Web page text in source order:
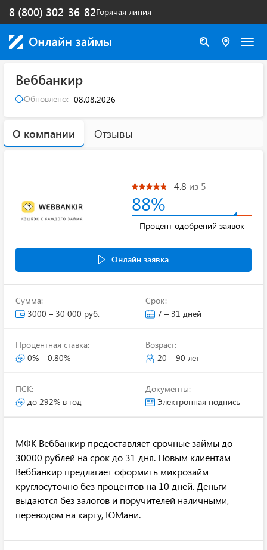
Горячая линия
8 (800) 302-36-82
Веббанкир
Обновлено: 08.08.2026
О компании Отзывы
4.8 из 5
88%
Процент одобрений заявок
Онлайн заявка
Сумма:
3000 – 30 000 руб.
Срок:
7 – 31 дней
Процентная ставка:
0% – 0.80%
Возраст:
20 – 90 лет
ПСК:
до 292% в год
Документы:
Электронная подпись
МФК Веббанкир предоставляет срочные займы до
30000 рублей на срок до 31 дня. Новым клиентам
Веббанкир предлагает оформить микрозайм
круглосуточно без процентов на 10 дней. Деньги
выдаются без залогов и поручителей наличными,
переводом на карту, ЮМани.